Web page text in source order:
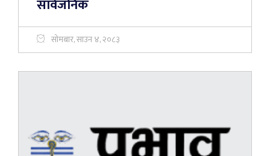
सार्वजनिक
सोमबार, साउन ४, २०८३